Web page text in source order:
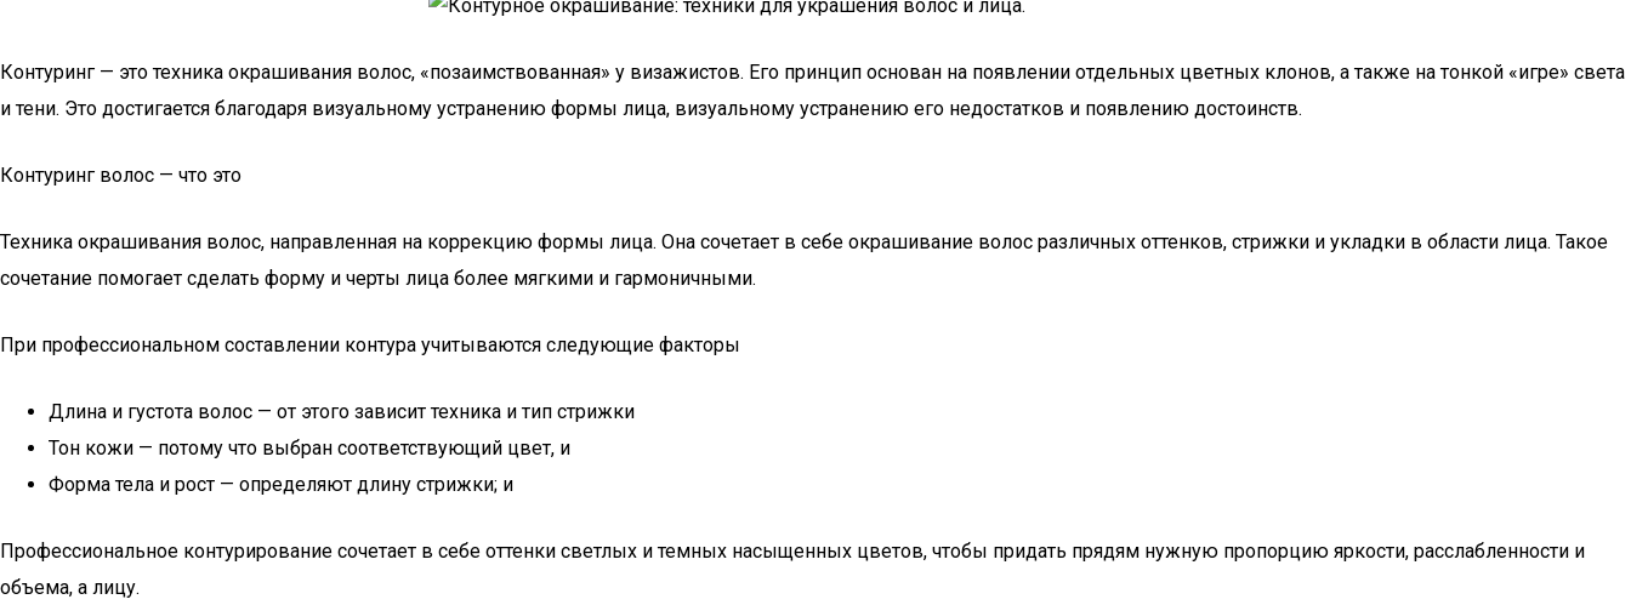
Контуринг — это техника окрашивания волос, «позаимствованная» у визажистов. Его принцип основан на появлении отдельных цветных клонов, а также на тонкой «игре» света
и тени. Это достигается благодаря визуальному устранению формы лица, визуальному устранению его недостатков и появлению достоинств.
Контуринг волос — что это
Техника окрашивания волос, направленная на коррекцию формы лица. Она сочетает в себе окрашивание волос различных оттенков, стрижки и укладки в области лица. Такое
сочетание помогает сделать форму и черты лица более мягкими и гармоничными.
При профессиональном составлении контура учитываются следующие факторы
Длина и густота волос — от этого зависит техника и тип стрижки
Тон кожи — потому что выбран соответствующий цвет, и
Форма тела и рост — определяют длину стрижки; и
Профессиональное контурирование сочетает в себе оттенки светлых и темных насыщенных цветов, чтобы придать прядям нужную пропорцию яркости, расслабленности и
объема, а лицу.